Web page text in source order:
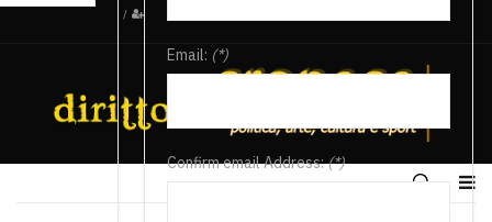
/
Email: (*)
Confirm email Address:(*)